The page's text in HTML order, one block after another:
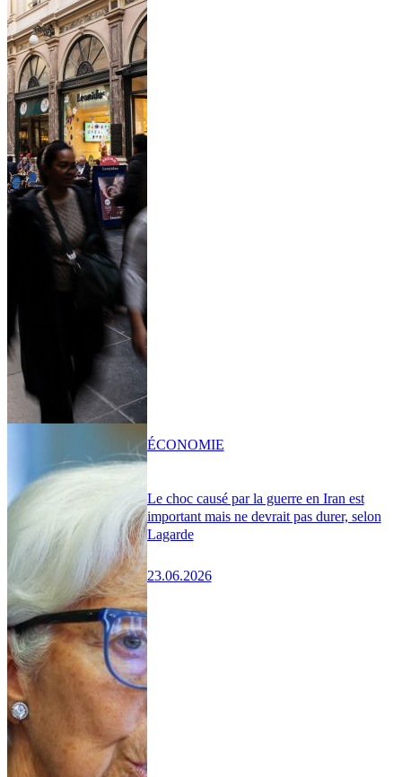
Le choc causé par la guerre en Iran est
important mais ne devrait pas durer, selon
Lagarde
23.06.2026
ÉCONOMIE